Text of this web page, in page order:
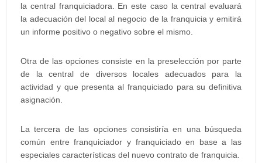
la central franquiciadora. En este caso la central evaluará
la adecuación del local al negocio de la franquicia y emitirá
un informe positivo o negativo sobre el mismo.
Otra de las opciones consiste en la preselección por parte
de la central de diversos locales adecuados para la
actividad y que presenta al franquiciado para su definitiva
asignación.
La tercera de las opciones consistiría en una búsqueda
común entre franquiciador y franquiciado en base a las
especiales características del nuevo contrato de franquicia.